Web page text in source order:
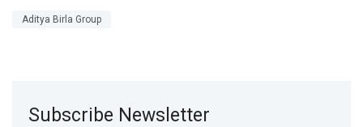
Aditya Birla Group
Subscribe Newsletter